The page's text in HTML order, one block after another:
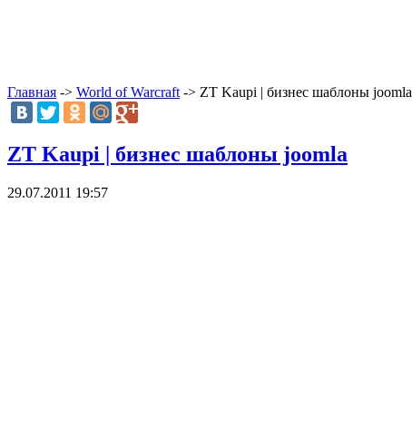
Главная -> World of Warcraft -> ZT Kaupi | бизнес шаблоны joomla
ZT Kaupi | бизнес шаблоны joomla
29.07.2011 19:57